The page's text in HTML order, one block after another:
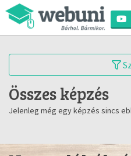
Összes képzés
Jelenleg még egy képzés sincs